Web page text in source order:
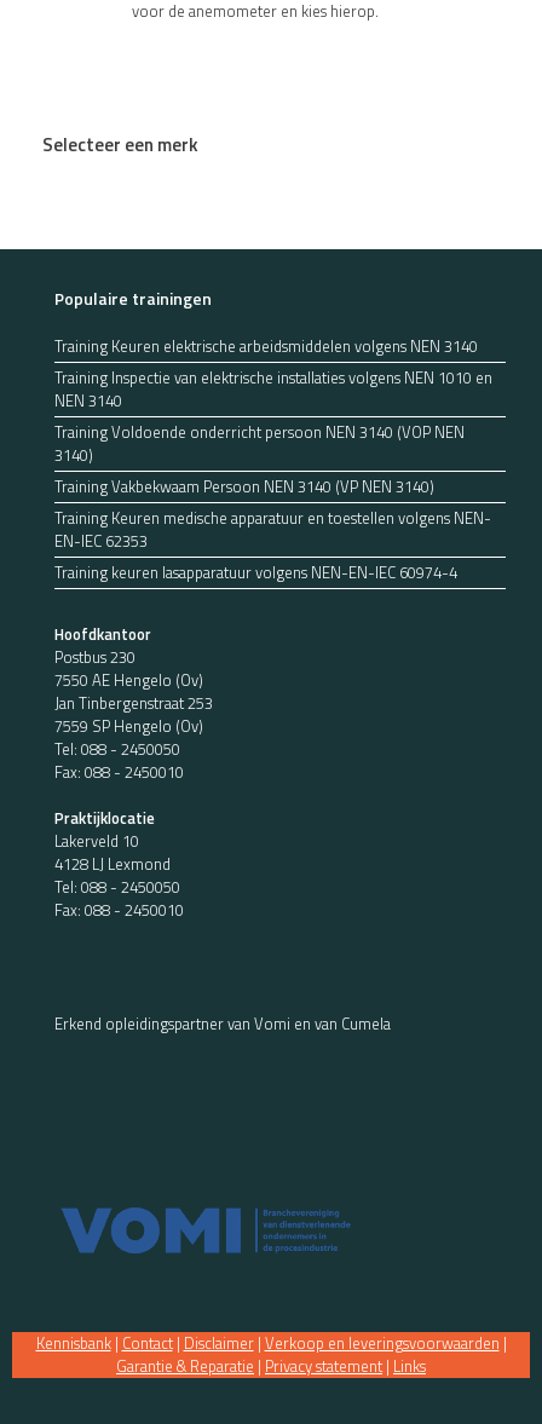
voor de anemometer en kies hierop.
Selecteer een merk
Populaire trainingen
Training Keuren elektrische arbeidsmiddelen volgens NEN 3140
Training Inspectie van elektrische installaties volgens NEN 1010 en
NEN 3140
Training Voldoende onderricht persoon NEN 3140 (VOP NEN
3140)
Training Vakbekwaam Persoon NEN 3140 (VP NEN 3140)
Training Keuren medische apparatuur en toestellen volgens NEN-
EN-IEC 62353
Training keuren lasapparatuur volgens NEN-EN-IEC 60974-4
Hoofdkantoor
Postbus 230
7550 AE Hengelo (Ov)
Jan Tinbergenstraat 253
7559 SP Hengelo (Ov)
Tel: 088 - 2450050
Fax: 088 - 2450010
Praktijklocatie
Lakerveld 10
4128 LJ Lexmond
Tel: 088 - 2450050
Fax: 088 - 2450010
Erkend opleidingspartner van Vomi en van Cumela
Kennisbank| Contact| Disclaimer| Verkoop en leveringsvoorwaarden |
Garantie & Reparatie | Privacy statement | Links